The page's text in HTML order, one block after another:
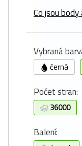
Co jsou
Vybraná
černá
Počet stran:
36000
Balení: